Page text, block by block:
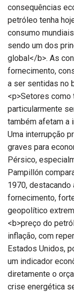
consequências
petróleo tenha
consumo
sendo um dos
global</b>. As
fornecimento,
a ser sentidas no
<p>Setores
particularmente
também afetam a
Uma interrupção
graves para
Pérsico,
Pampillón
1970,
fornecimento,
geopolítico
<b>preço do
inflação, com
Estados Unidos,
um indicador
diretamente o
crise energética